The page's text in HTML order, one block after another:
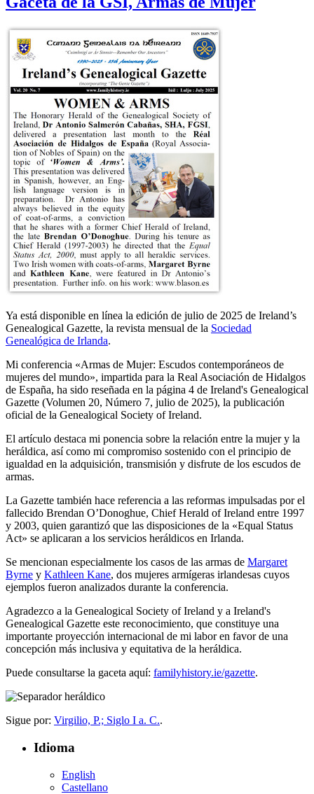
Ya está disponible en línea la edición de julio de 2025 de Ireland’s
Genealogical Gazette, la revista mensual de la Sociedad
Genealógica de Irlanda.
Mi conferencia «Armas de Mujer: Escudos contemporáneos de
mujeres del mundo», impartida para la Real Asociación de Hidalgos
de España, ha sido reseñada en la página 4 de Ireland's Genealogical
Gazette (Volumen 20, Número 7, julio de 2025), la publicación
oficial de la Genealogical Society of Ireland.
El artículo destaca mi ponencia sobre la relación entre la mujer y la
heráldica, así como mi compromiso sostenido con el principio de
igualdad en la adquisición, transmisión y disfrute de los escudos de
armas.
La Gazette también hace referencia a las reformas impulsadas por el
fallecido Brendan O’Donoghue, Chief Herald of Ireland entre 1997
y 2003, quien garantizó que las disposiciones de la «Equal Status
Act» se aplicaran a los servicios heráldicos en Irlanda.
Se mencionan especialmente los casos de las armas de Margaret
Byrne y Kathleen Kane, dos mujeres armígeras irlandesas cuyos
ejemplos fueron analizados durante la conferencia.
Agradezco a la Genealogical Society of Ireland y a Ireland's
Genealogical Gazette este reconocimiento, que constituye una
importante proyección internacional de mi labor en favor de una
concepción más inclusiva y equitativa de la heráldica.
Puede consultarse la gaceta aquí: familyhistory.ie/gazette.
Sigue por: Virgilio, P.; Siglo I a. C..
Idioma
English
Castellano